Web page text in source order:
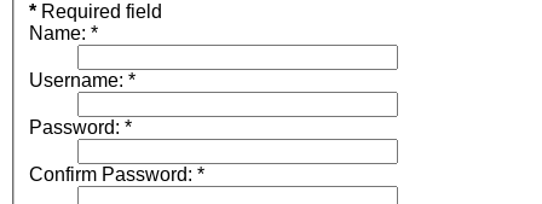
* Required field
Name: *
Username: *
Password: *
Confirm Password: *